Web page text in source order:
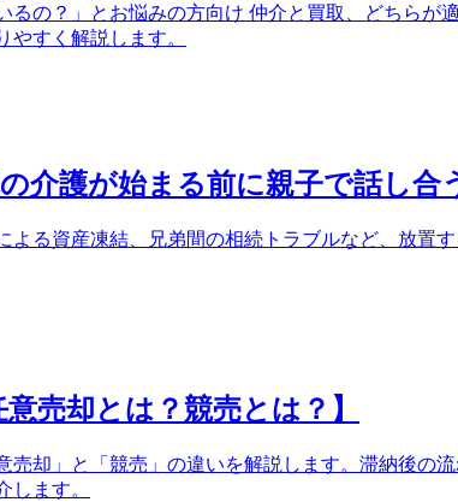
の？」とお悩みの方向け 仲介と買取、どちら
すく解説します。
介護が始まる前に親子で話し合
る資産凍結、兄弟間の相続トラブルなど、放置
売却とは？競売とは？】
却」と「競売」の違いを解説します。滞納後の
ます。